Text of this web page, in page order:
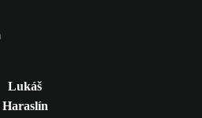
Lukáš
Haraslín